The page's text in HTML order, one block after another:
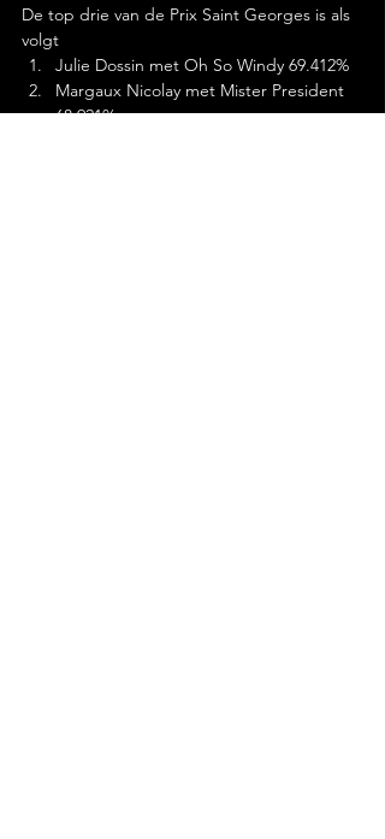
De top drie van de Prix Saint Georges is als
volgt
Julie Dossin met Oh So Windy 69.412%
Margaux Nicolay met Mister President
68.921%